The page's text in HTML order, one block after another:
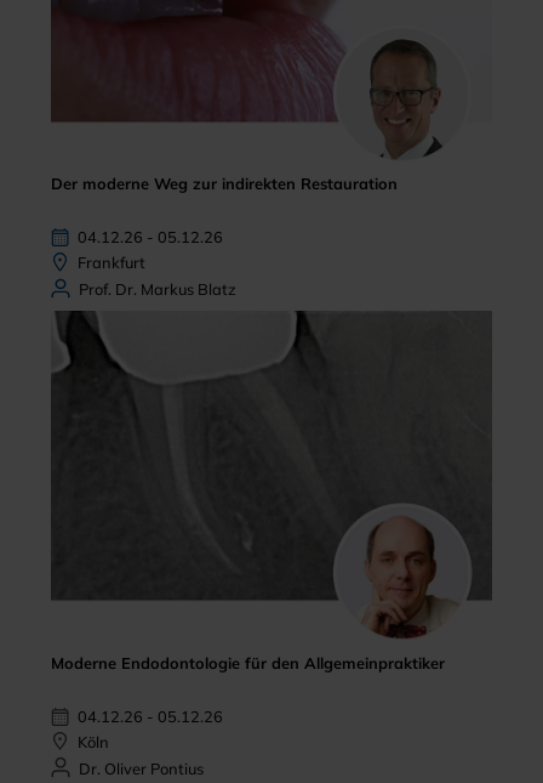
Der moderne Weg zur indirekten Restauration
04.12.26 - 05.12.26
Frankfurt
Prof. Dr. Markus Blatz
Moderne Endodontologie für den Allgemeinpraktiker
04.12.26 - 05.12.26
Köln
Dr. Oliver Pontius